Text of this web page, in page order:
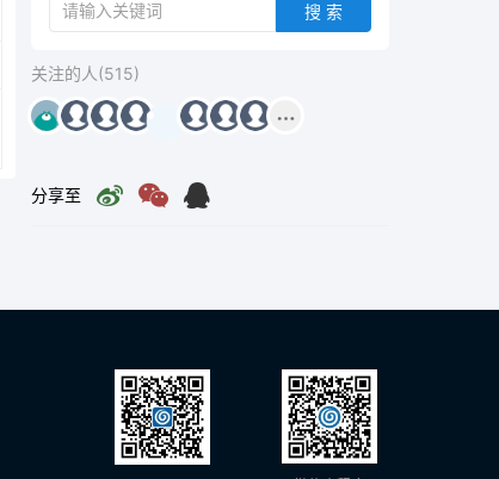
搜 索
关注的人(515)
分享至